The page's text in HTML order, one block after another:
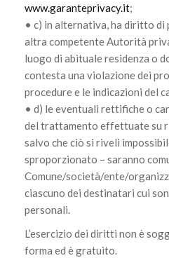
www.garanteprivacy.it;
• c) in alternativa, ha diritto di
altra competente Autorità
luogo di abituale residenza o
contesta una violazione dei
procedure e le indicazioni del
• d) le eventuali rettifiche o
del trattamento effettuate su
salvo che ciò si riveli
sproporzionato – saranno
Comune/società/ente/
ciascuno dei destinatari cui
personali.
L’esercizio dei diritti non è
forma ed è gratuito.